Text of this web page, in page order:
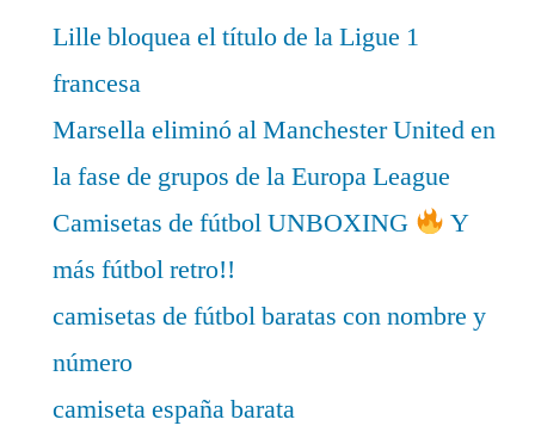
Lille bloquea el título de la Ligue 1
francesa
Marsella eliminó al Manchester United en
la fase de grupos de la Europa League
Camisetas de fútbol UNBOXING
Y
más fútbol retro!!
camisetas de fútbol baratas con nombre y
número
camiseta españa barata